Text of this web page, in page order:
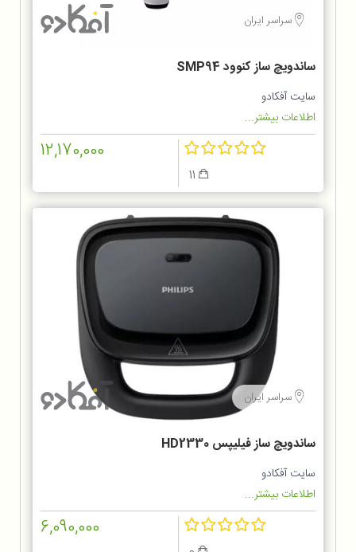
سراسر ایران
ساندویچ ساز کنوود SMP94
سایت آفکادو
اطلاعات بیشتر...
12,170,000
سراسر ایران
ساندویچ ساز فیلیپس HD2330
سایت آفکادو
اطلاعات بیشتر...
6,090,000